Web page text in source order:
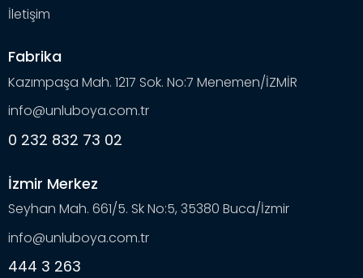
İletişim
Fabrika
Kazımpaşa Mah. 1217 Sok. No:7 Menemen/İZMİR
info@unluboya.com.tr
0 232 832 73 02
İzmir Merkez
Seyhan Mah. 661/5. Sk No:5, 35380 Buca/İzmir
info@unluboya.com.tr
444 3 263